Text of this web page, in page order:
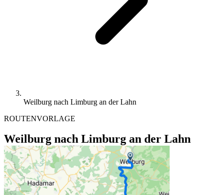
Weilburg nach Limburg an der Lahn
ROUTENVORLAGE
Weilburg nach Limburg an der Lahn